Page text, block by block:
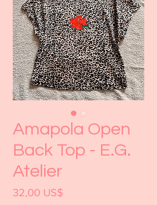
Amapola Open
Back Top - E.G.
Atelier
32,00 US$